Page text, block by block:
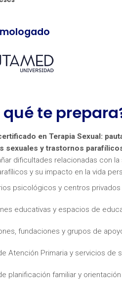
qué te
en Terapia Sexual:
sexuales y trastornos
dificultades relacionadas con
y su impacto en la vida
psicológicos y centros
educativas y espacios de
fundaciones y grupos de
Atención Primaria y servicios de
planificación familiar y orientación